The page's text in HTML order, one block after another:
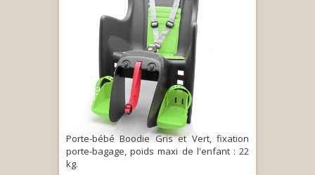
Porte-bébé Boodie Gris et Vert, fixation
porte-bagage, poids maxi de l'enfant : 22
kg.